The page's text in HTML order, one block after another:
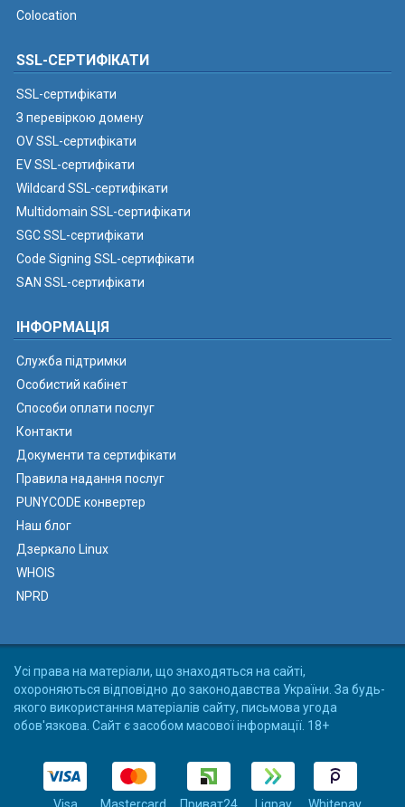
Colocation
SSL-СЕРТИФІКАТИ
SSL-сертифікати
З перевіркою домену
OV SSL-сертифікати
EV SSL-сертифікати
Wildcard SSL-сертифікати
Multidomain SSL-сертифікати
SGC SSL-сертифікати
Code Signing SSL-сертифікати
SAN SSL-сертифікати
ІНФОРМАЦІЯ
Служба підтримки
Особистий кабінет
Способи оплати послуг
Контакти
Документи та сертифікати
Правила надання послуг
PUNYCODE конвертер
Наш блог
Дзеркало Linux
WHOIS
NPRD
Усі права на матеріали, що знаходяться на сайті,
охороняються відповідно до законодавства України. За будь-
якого використання матеріалів сайту, письмова угода
обов'язкова. Сайт є засобом масової інформації. 18+